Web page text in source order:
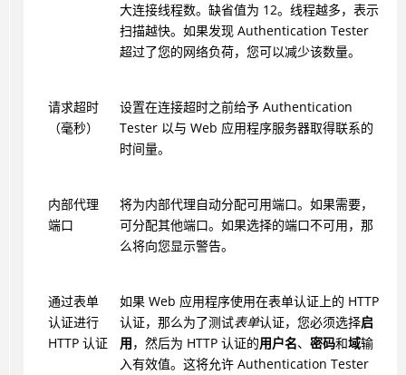
大连接线程数。缺省值为 12。线程越多，表示
扫描越快。如果发现 Authentication Tester
超过了您的网络负荷，您可以减少该数量。
请求超时
（毫秒）
设置在连接超时之前给予 Authentication
Tester以与 Web 应用程序服务器取得联系的
时间量。
内部代理
端口
将为内部代理自动分配可用端口。如果需要，
可分配其他端口。如果选择的端口不可用，那
么将向您显示警告。
通过表单
认证进行
HTTP 认证
如果 Web 应用程序使用在表单认证上的 HTTP
认证，那么为了测试表单认证，您必须选择启
用，然后为 HTTP 认证的用户名、 密码和域输
入有效值。这将允许 Authentication Tester